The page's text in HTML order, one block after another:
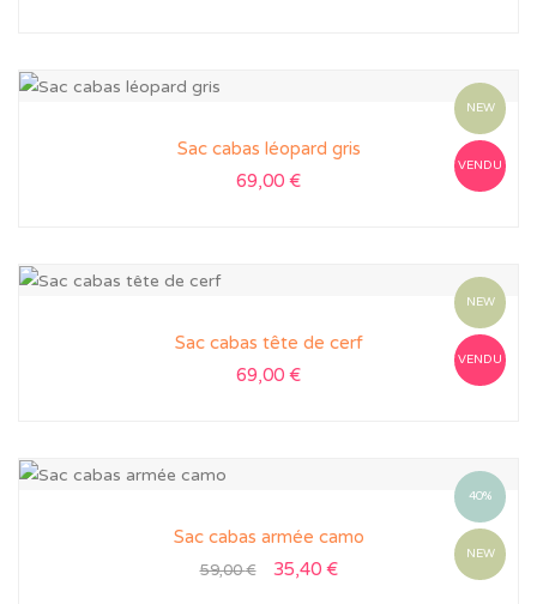
NEW
VENDU
Sac cabas léopard gris
69,00 €
NEW
VENDU
Sac cabas tête de cerf
69,00 €
40%
NEW
Sac cabas armée camo
59,00€ 35,40 €